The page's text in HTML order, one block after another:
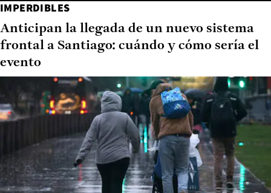
IMPERDIBLES
Anticipan la llegada de un nuevo sistema
frontal a Santiago: cuándo y cómo sería el
evento